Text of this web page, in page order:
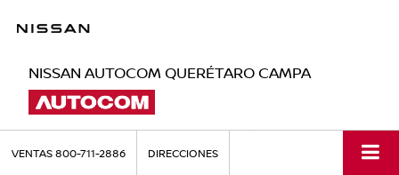
NISSAN AUTOCOM QUERÉTARO CAMPA
VENTAS800-711-2886 DIRECCIONES
Disponibles